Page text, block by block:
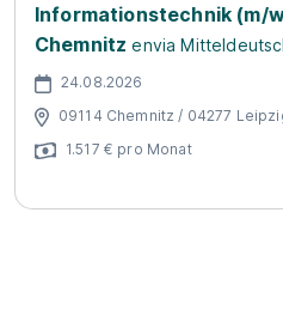
Informationstechnik (m/
Chemnitz envia
24.08.2026
09114 Chemnitz / 04277
1.517 € pro Monat